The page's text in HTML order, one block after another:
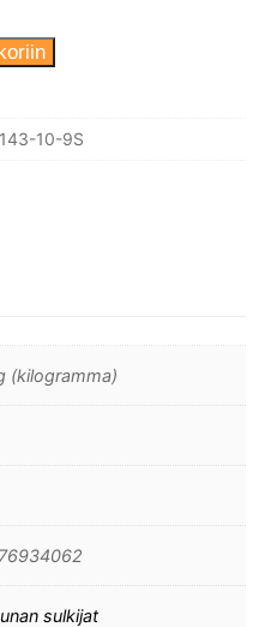
10-9S
(kilogramma)
sulkijat